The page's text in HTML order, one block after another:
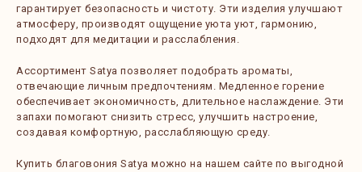
гарантирует безопасность и чистоту. Эти изделия улучшают
атмосферу, производят ощущение уюта уют, гармонию,
подходят для медитации и расслабления.
Ассортимент Satya позволяет подобрать ароматы,
отвечающие личным предпочтениям. Медленное горение
обеспечивает экономичность, длительное наслаждение. Эти
запахи помогают снизить стресс, улучшить настроение,
создавая комфортную, расслабляющую среду.
Купить благовония Satya можно на нашем сайте по выгодной